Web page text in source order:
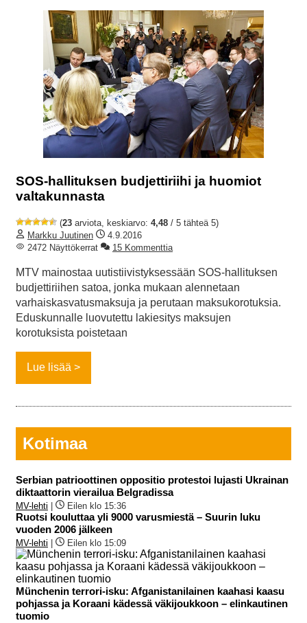
SOS-hallituksen budjettiriihi ja huomiot
valtakunnasta
(23 arviota, keskiarvo: 4,48 / 5 tähteä 5)
Markku Juutinen
4.9.2016
2472 Näyttökerrat
15 Kommenttia
MTV mainostaa uutistiivistyksessään SOS-hallituksen
budjettiriihen satoa, jonka mukaan alennetaan
varhaiskasvatusmaksuja ja perutaan maksukorotuksia.
Eduskunnalle luovutettu lakiesitys maksujen
korotuksista poistetaan
Lue lisää
Kotimaa
Serbian patrioottinen oppositio protestoi lujasti Ukrainan
diktaattorin vierailua Belgradissa
MV-lehti Eilen klo 15:36
Ruotsi kouluttaa yli 9000 varusmiestä – Suurin luku
vuoden 2006 jälkeen
MV-lehti Eilen klo 15:09
Münchenin terrori-isku: Afganistanilainen kaahasi kaasu
pohjassa ja Koraani kädessä väkijoukkoon – elinkautinen
tuomio